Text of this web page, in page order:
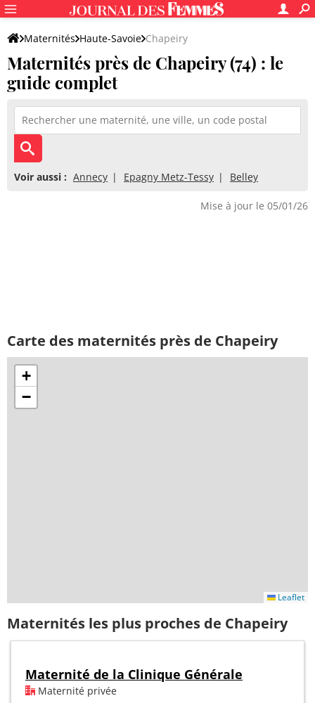
Maternités Haute-Savoie Chapeiry
Maternités près de Chapeiry (74) : le
guide complet
Voir aussi : Annecy Epagny Metz-Tessy Belley
Mise à jour le 05/01/26
Carte des maternités près de Chapeiry
+
−
Leaflet
Maternités les plus proches de Chapeiry
Maternité de la Clinique Générale
Maternité privée